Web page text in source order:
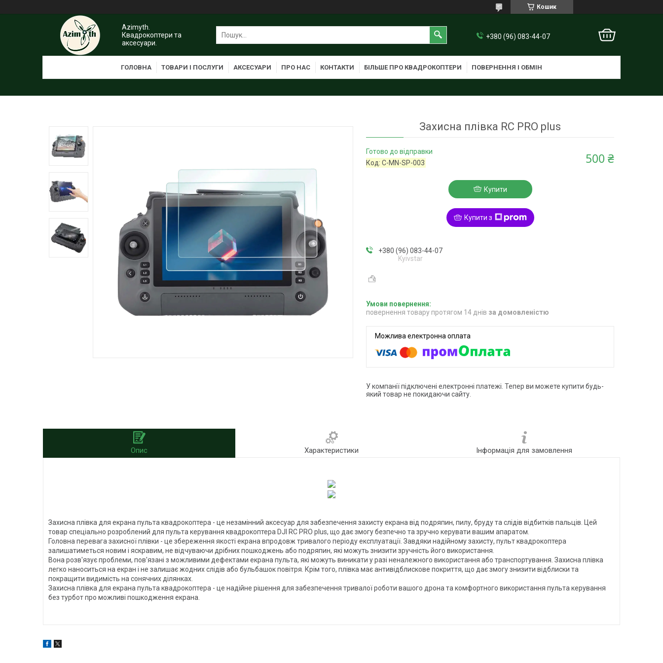
Кошик
Azimyth.
Квадрокоптери та
аксесуари.
+380 (96) 083-44-07
ГОЛОВНА ТОВАРИ І ПОСЛУГИ АКСЕСУАРИ ПРО НАС КОНТАКТИ БІЛЬШЕ ПРО КВАДРОКОПТЕРИ ПОВЕРНЕННЯ І ОБМІН
Захисна плівка RC PRO plus
Готово до відправки
Код:C-MN-SP-003 500 ₴
Купити
Купити з
+380 (96) 083-44-07
Kyivstar
повернення товару протягом 14 днів за домовленістю
У компанії підключені електронні платежі. Тепер ви можете купити будь-
який товар не покидаючи сайту.
Опис Характеристики Інформація для замовлення
Захисна плівка для екрана пульта квадрокоптера - це незамінний аксесуар для забезпечення захисту екрана від подряпин, пилу, бруду та слідів відбитків пальців. Цей
товар спеціально розроблений для пульта керування квадрокоптера DJI RC PRO plus, що дає змогу безпечно та зручно керувати вашим апаратом.
Головна перевага захисної плівки - це збереження якості екрана впродовж тривалого періоду експлуатації. Завдяки надійному захисту, пульт квадрокоптера
залишатиметься новим і яскравим, не відчуваючи дрібних пошкоджень або подряпин, які можуть знизити зручність його використання.
Вона розв'язує проблеми, пов'язані з можливими дефектами екрана пульта, які можуть виникати у разі неналежного використання або транспортування. Захисна плівка
легко наноситься на екран і не залишає жодних слідів або бульбашок повітря. Крім того, плівка має антивідблискове покриття, що дає змогу знизити відблиски та
покращити видимість на сонячних ділянках.
Захисна плівка для екрана пульта квадрокоптера - це надійне рішення для забезпечення тривалої роботи вашого дрона та комфортного використання пульта керування
без турбот про можливі пошкодження екрана.